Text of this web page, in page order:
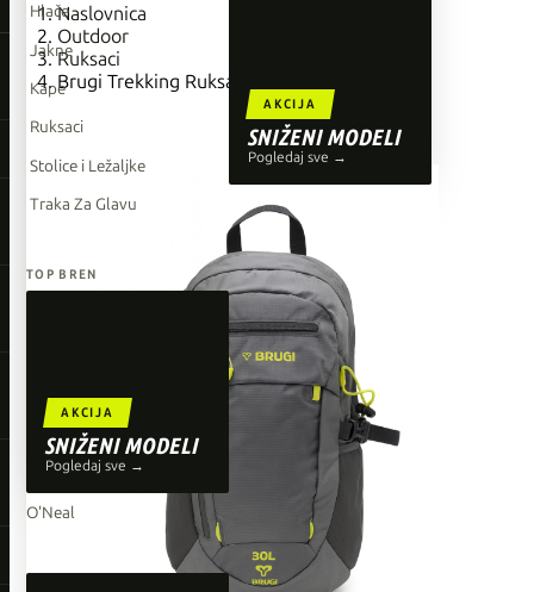
Giant
Orbea
Liv
Shimano
Wahoo
AKCIJA
SNIŽENI MODELI
Pogledaj sve →
AKCIJA
SNIŽENI MODELI
Pogledaj sve →
Hlače
Jakne
Kape
Ruksaci
Stolice i Ležaljke
Traka Za Glavu
TOP BRENDOVI
Liv
Shimano
Wahoo
O'Neal
Naslovnica
Outdoor
Ruksaci
Brugi Trekking Ruksak ZG1P 30L